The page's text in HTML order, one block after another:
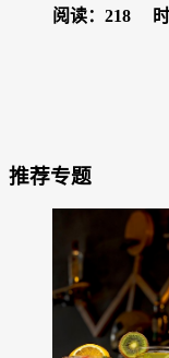
阅读：218
推荐专题